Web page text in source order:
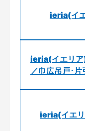
ieria(イ
ieria(イエリア
／巾広吊戸･片
ieria(イエリ